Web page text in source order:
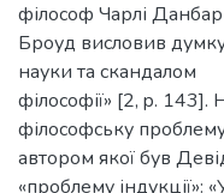
філософ Чарлі Данбар
Броуд висловив
науки та скандалом
філософії» [2, p. 143].
філософську
автором якої був
«проблему індукції»: